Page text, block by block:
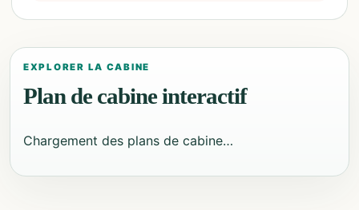
EXPLORER LA CABINE
Plan de cabine interactif
Chargement des plans de cabine…